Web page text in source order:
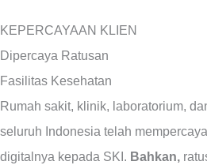
KEPERCAYAAN KLIEN
Dipercaya Ratusan
Fasilitas Kesehatan
Rumah sakit, klinik, laboratorium,
seluruh Indonesia telah
digitalnya kepada SKI. Bahkan,